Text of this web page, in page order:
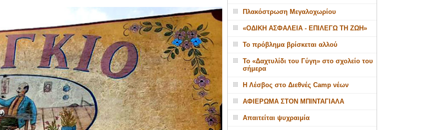
Πλακόστρωση Μεγαλοχωρίου
«ΟΔΙΚΗ ΑΣΦΑΛΕΙΑ - ΕΠΙΛΕΓΩ ΤΗ ΖΩΗ»
Το πρόβλημα βρίσκεται αλλού
Το «Δαχτυλίδι του Γύγη» στο σχολείο του
σήμερα
Η Λέσβος στο Διεθνές Camp νέων
ΑΦΙΕΡΩΜΑ ΣΤΟΝ ΜΠΙΝΤΑΓΙΑΛΑ
Απαιτείται ψυχραιμία